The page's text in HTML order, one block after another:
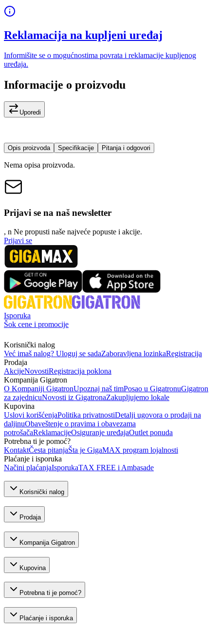
Reklamacija na kupljeni uređaj
Informišite se o mogućnostima povrata i reklamacije kupljenog
uređaja.
Informacije o proizvodu
Uporedi
Opis proizvoda Specifikacije Pitanja i odgovori
Nema opisa proizvoda.
Prijavi se na naš newsletter
, n Ne propusti naše najveće popuste i akcije.
Prijavi se
Isporuka
Šok cene i promocije
Korisnički nalog
Već imaš nalog? Uloguj se sadaZaboravljena lozinkaRegistracija
Prodaja
AkcijeNovostiRegistracija poklona
Kompanija Gigatron
O Kompaniji GigatronUpoznaj naš timPosao u GigatronuGigatron
za zajednicuNovosti iz GigatronaZakupljujemo lokale
Kupovina
Uslovi korišćenjaPolitika privatnostiDetalji ugovora o prodaji na
daljinuObaveštenje o pravima i obavezama
potrošačaReklamacijeOsiguranje uređajaOutlet ponuda
Potrebna ti je pomoć?
KontaktČesta pitanjaŠta je GigaMAX program lojalnosti
Plaćanje i isporuka
Načini plaćanjaIsporukaTAX FREE i Ambasade
Korisnički nalog
Prodaja
Kompanija Gigatron
Kupovina
Potrebna ti je pomoć?
Plaćanje i isporuka